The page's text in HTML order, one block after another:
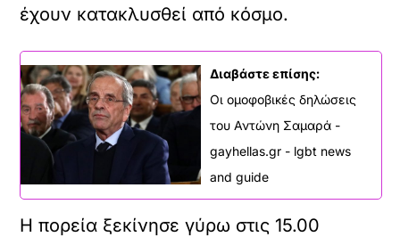
έχουν κατακλυσθεί από κόσμο.
Διαβάστε επίσης:
Οι ομοφοβικές δηλώσεις
του Αντώνη Σαμαρά -
gayhellas.gr - lgbt news
and guide
Η πορεία ξεκίνησε γύρω στις 15.00